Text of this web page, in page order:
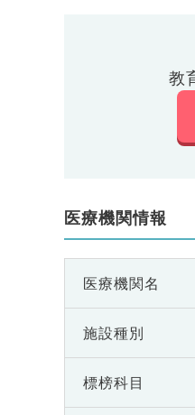
教
医療機関情報
医療機関名
施設種別
標榜科目